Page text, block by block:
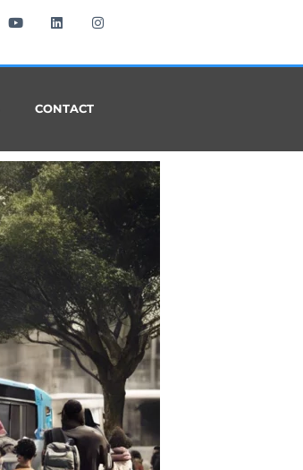
CONTACT